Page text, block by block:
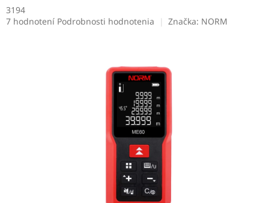
3194
Priemerné
7 hodnotení Podrobnosti hodnotenia Značka: NORM